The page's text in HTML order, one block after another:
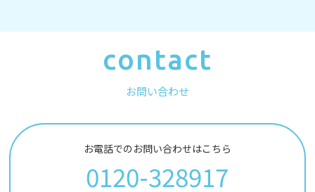
contact
お問い合わせ
お電話でのお問い合わせはこちら
0120-328917